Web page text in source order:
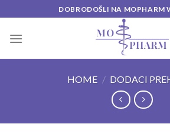
to
content
DOBRODOŠLI NA MOPHARM
HOME / DODACI